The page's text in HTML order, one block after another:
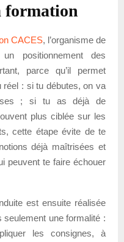
formation
CACES, l’organisme de
positionnement des
parce qu’il permet
réel : si tu débutes, on va
; si tu as déjà de
plus ciblée sur les
cette étape évite de te
déjà maîtrisées et
peuvent te faire échouer
est ensuite réalisée
seulement une formalité :
les consignes, à